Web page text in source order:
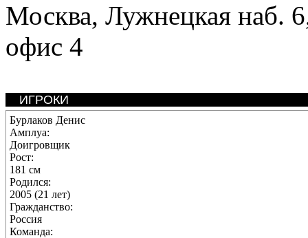
Москва, Лужнецкая наб.
офис 4
ИГРОКИ
Бурлаков Денис
Амплуа:
Доигровщик
Рост:
181 см
Родился:
2005 (21 лет)
Гражданство:
Россия
Команда: